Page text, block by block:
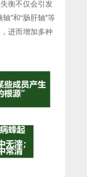
衡不仅会引发
”和“肠肝轴”等
进而增加多种